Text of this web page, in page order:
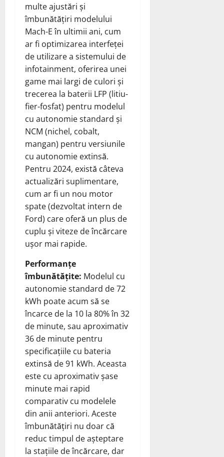
multe ajustări și
îmbunătățiri modelului
Mach-E în ultimii ani, cum
ar fi optimizarea interfeței
de utilizare a sistemului de
infotainment, oferirea unei
game mai largi de culori și
trecerea la baterii LFP (litiu-
fier-fosfat) pentru modelul
cu autonomie standard și
NCM (nichel, cobalt,
mangan) pentru versiunile
cu autonomie extinsă.
Pentru 2024, există câteva
actualizări suplimentare,
cum ar fi un nou motor
spate (dezvoltat intern de
Ford) care oferă un plus de
cuplu și viteze de încărcare
ușor mai rapide.
Performanțe
îmbunătățite: Modelul cu
autonomie standard de 72
kWh poate acum să se
încarce de la 10 la 80% în 32
de minute, sau aproximativ
36 de minute pentru
specificațiile cu bateria
extinsă de 91 kWh. Aceasta
este cu aproximativ șase
minute mai rapid
comparativ cu modelele
din anii anteriori. Aceste
îmbunătățiri nu doar că
reduc timpul de așteptare
la stațiile de încărcare, dar